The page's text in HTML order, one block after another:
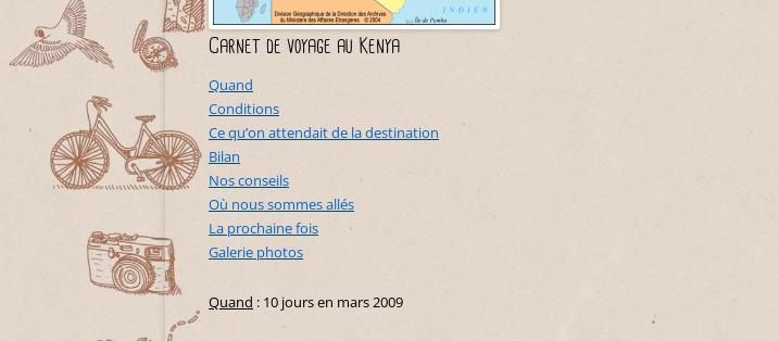
Carnet de voyage au Kenya
Quand
Conditions
Ce qu’on attendait de la destination
Bilan
Nos conseils
Où nous sommes allés
La prochaine fois
Galerie photos
Quand : 10 jours en mars 2009